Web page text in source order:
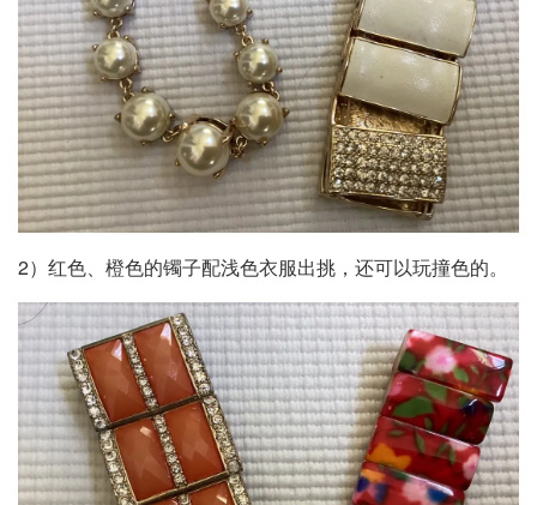
2）红色、橙色的镯子配浅色衣服出挑，还可以玩撞色的。